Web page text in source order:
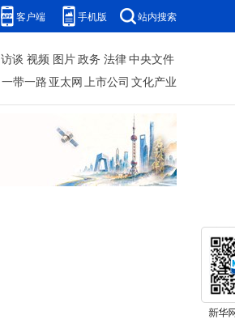
客户端 手机版 站内搜索
访谈 视频 图片政务 法律中央文件
一带一路 亚太网上市公司 文化产业